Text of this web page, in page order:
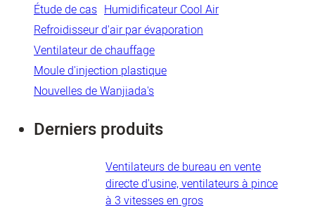
Étude de cas Humidificateur Cool Air
Refroidisseur d'air par évaporation
Ventilateur de chauffage
Moule d'injection plastique
Nouvelles de Wanjiada's
Derniers produits
Ventilateurs de bureau en vente
directe d'usine, ventilateurs à pince
à 3 vitesses en gros